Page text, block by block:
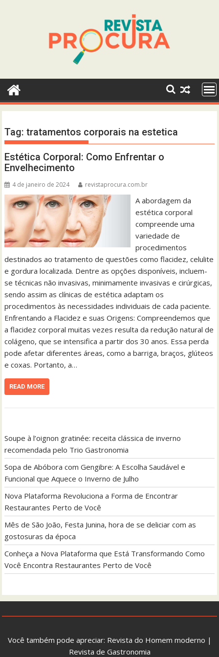
Tag:tratamentos corporais na estetica
Estética Corporal: Como Enfrentar o
Envelhecimento
4 de janeiro de 2024 revistaprocura.com.br
A abordagem da
estética corporal
compreende uma
variedade de
procedimentos
destinados ao tratamento de questões como flacidez, celulite
e gordura localizada. Dentre as opções disponíveis, incluem-
se técnicas não invasivas, minimamente invasivas e cirúrgicas,
sendo assim as clínicas de estética adaptam os
procedimentos às necessidades individuais de cada paciente.
Enfrentando a Flacidez e suas Origens: Compreendemos que
a flacidez corporal muitas vezes resulta da redução natural de
colágeno, que se intensifica a partir dos 30 anos. Essa perda
pode afetar diferentes áreas, como a barriga, braços, glúteos
e coxas. Portanto, a…
READ MORE
Soupe à l’oignon gratinée: receita clássica de inverno
recomendada pelo Trio Gastronomia
Sopa de Abóbora com Gengibre: A Escolha Saudável e
Funcional que Aquece o Inverno de Julho
Nova Plataforma Revoluciona a Forma de Encontrar
Restaurantes Perto de Você
Mês de São João, Festa Junina, hora de se deliciar com as
gostosuras da época
Conheça a Nova Plataforma que Está Transformando Como
Você Encontra Restaurantes Perto de Você
Você também pode apreciar: Revista do Homem moderno |
Revista de Gastronomia